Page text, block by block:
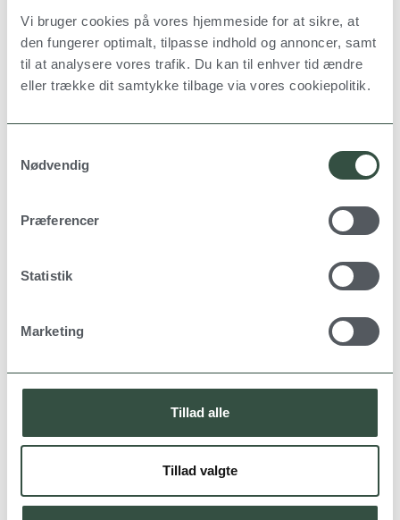
Vi bruger cookies på vores hjemmeside for at sikre, at
den fungerer optimalt, tilpasse indhold og annoncer, samt
til at analysere vores trafik. Du kan til enhver tid ændre
eller trække dit samtykke tilbage via vores cookiepolitik.
Nødvendig
Præferencer
Statistik
Marketing
Tillad alle
Tillad valgte
hånd. Hos J&P Ingeniørfirma arbejder vi med
løsninger, der understøtter en driftssikker bygning
og gode forhold for mennesker, der bor og arbejder
i den.
Der skal du vælge J&P
Når der planlægges eller renoveres plejecentre,
tekniske krav og bygningens funktion i
hverdagen. Hos J&P Ingeniørfirma arbejder vi
med rådgivning, der sikrer et solidt teknisk
grundlag gennem hele projektet.
Når du samarbejder med os, får du blandt andet:
Ingeniørrådgivning til plejecentre
Erfaring med projektering af pleje- og